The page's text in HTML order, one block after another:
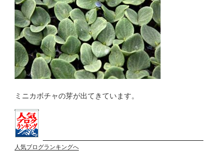
ミニカボチャの芽が出てきています。
人気ブログランキングへ